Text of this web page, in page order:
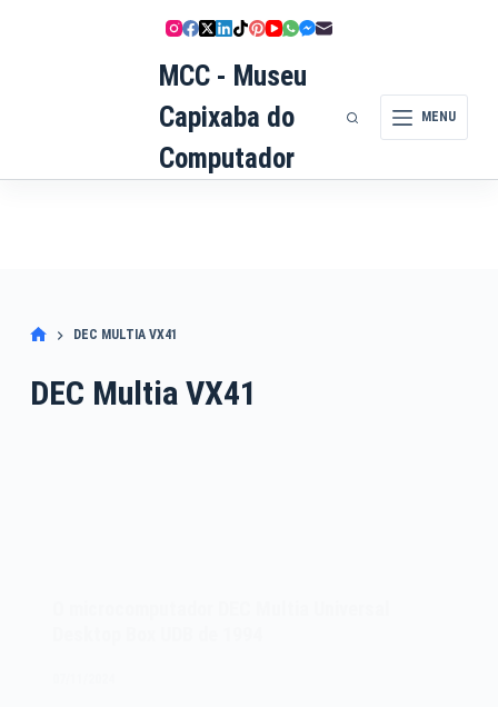
MCC - Museu
Capixaba do
Computador
MENU
DEC MULTIA VX41
DEC Multia VX41